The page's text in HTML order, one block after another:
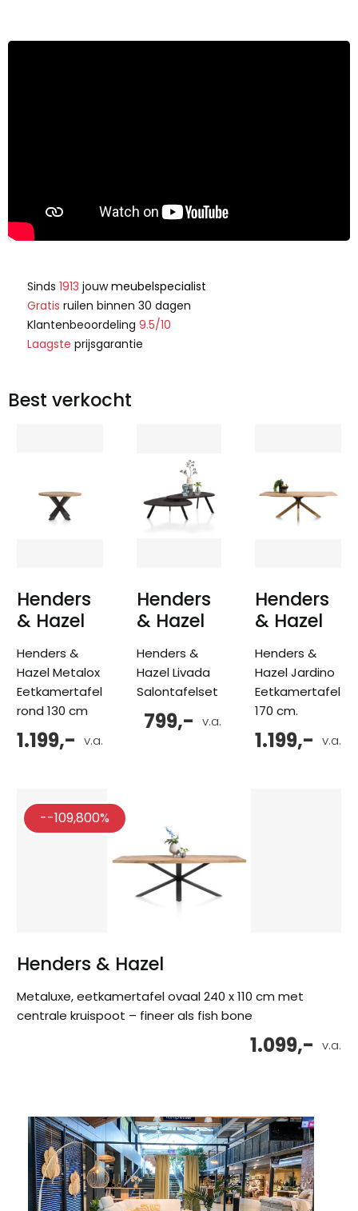
Sinds 1913 jouwmeubelspecialist
Gratis ruilen binnen 30 dagen
Klantenbeoordeling 9.5/10
Laagste prijsgarantie
Best verkocht
Henders
& Hazel
Henders &
Hazel Metalox
Eetkamertafel
rond 130 cm
v.a.
1.199,-
Henders
& Hazel
Henders &
Hazel Livada
Salontafelset
v.a.
799,-
Henders
& Hazel
Henders &
Hazel Jardino
Eetkamertafel
170 cm.
v.a.
1.199,-
--109,800%
Henders & Hazel
Metaluxe, eetkamertafel ovaal 240 x 110 cm met
centrale kruispoot – fineer als fish bone
v.a.
1.099,-